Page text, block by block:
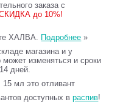
заказа с
до 10%!
ХАЛВА. Подробнее »
магазина и у
изменяться и сроки
дней.
мл это отливант
доступных враспив!